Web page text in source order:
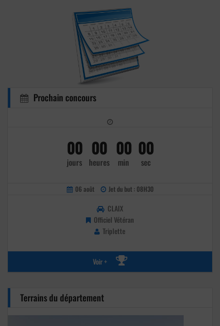
Prochain concours
00
jours
00
heures
00
min
00
sec
06 août Jet du but : 08H30
CLAIX
Officiel Vétéran
Triplette
Voir +
Terrains du département